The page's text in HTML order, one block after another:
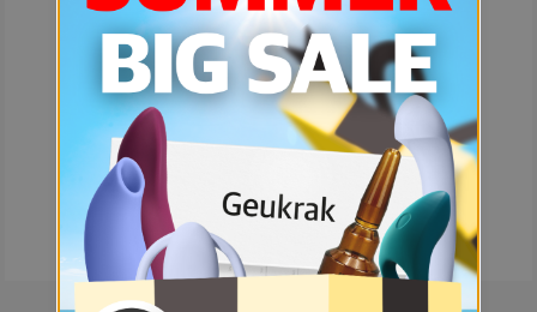
예상치 못한 에러입니다.